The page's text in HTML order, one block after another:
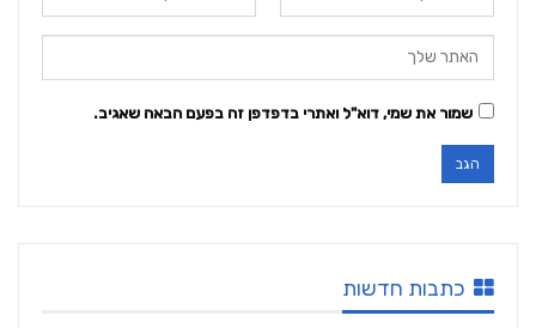
שמור את שמי, דוא"ל ואתרי בדפדפן זה בפעם הבאה שאגיב.
כתבות חדשות